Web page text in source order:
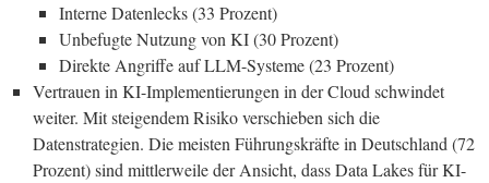
Interne Datenlecks (33 Prozent)
Unbefugte Nutzung von KI (30 Prozent)
Direkte Angriffe auf LLM-Systeme (23 Prozent)
Vertrauen in KI-Implementierungen in der Cloud schwindet
weiter. Mit steigendem Risiko verschieben sich die
Datenstrategien. Die meisten Führungskräfte in Deutschland (72
Prozent) sind mittlerweile der Ansicht, dass Data Lakes für KI-